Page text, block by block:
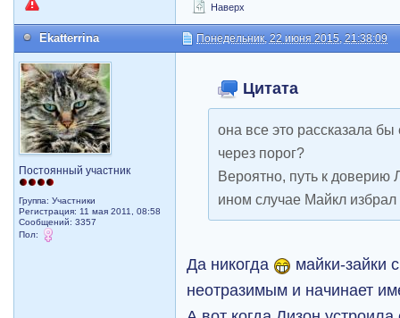
Наверх
Ekatterrina Понедельник, 22 июня 2015, 21:38:09
Постоянный участник
Группа: Участники
Регистрация: 11 мая 2011, 08:58
Сообщений: 3357
Пол:
Цитата
она все это рассказала
через порог?
Вероятно, путь к доверию
ином случае Майкл
Да никогда
майки-зайки
неотразимым и начинает